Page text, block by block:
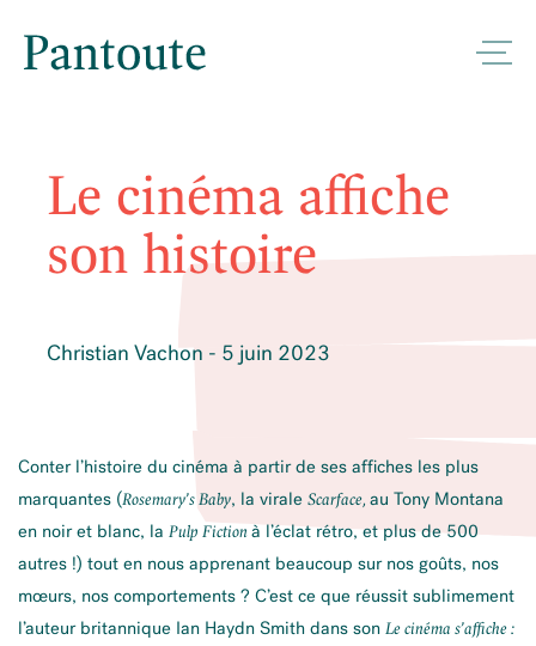
Le cinéma affiche
son histoire
Christian Vachon - 5 juin 2023
Conter l’histoire du cinéma à partir de ses affiches les plus
marquantes (Rosemary’s Baby, la virale Scarface, au Tony Montana
en noir et blanc, la Pulp Fictionà l’éclat rétro, et plus de 500
autres !) tout en nous apprenant beaucoup sur nos goûts, nos
mœurs, nos comportements ? C’est ce que réussit sublimement
l’auteur britannique Ian Haydn Smith dans son Le cinéma s’affiche :